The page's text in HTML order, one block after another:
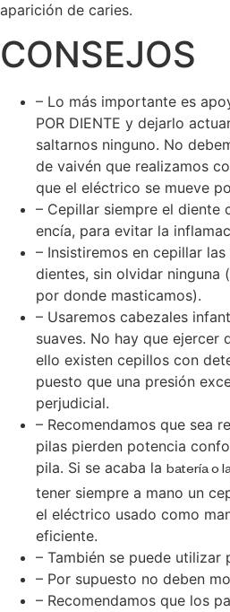
aparición de caries.
CONSEJOS
– Lo más importante es
POR DIENTE y dejarlo
saltarnos ninguno. No
de vaivén que realizamos
que el eléctrico se mueve
– Cepillar siempre el diente
encía, para evitar la
– Insistiremos en cepillar
dientes, sin olvidar ninguna
por donde masticamos).
– Usaremos cabezales
suaves. No hay que ejercer
ello existen cepillos con
puesto que una presión
perjudicial.
– Recomendamos que sea
pilas pierden potencia
pila. Si se acaba la batería o
tener siempre a mano un
el eléctrico usado como
eficiente.
– También se puede utilizar
– Por supuesto no deben
– Recomendamos que los